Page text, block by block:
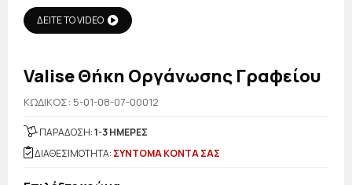
ΔΕΙΤΕ ΤΟ VIDEO
Valise Θήκη Οργάνωσης Γραφείου
KΩΔΙΚΟΣ: 5-01-08-07-00012
ΠΑΡΑΔΟΣΗ:1-3 ΗΜΕΡΕΣ
ΔΙΑΘΕΣΙΜΟΤΗΤΑ: ΣΥΝΤΟΜΑ ΚΟΝΤΑ ΣΑΣ